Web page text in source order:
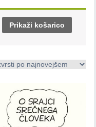
Prikaži košarico